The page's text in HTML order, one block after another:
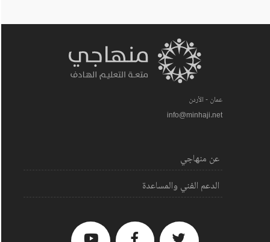
عمان - الأردن
info@minhaji.net
عن منهاجي
الدعم الفني والمساعدة